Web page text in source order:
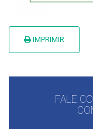
IMPRIMIR
FALE